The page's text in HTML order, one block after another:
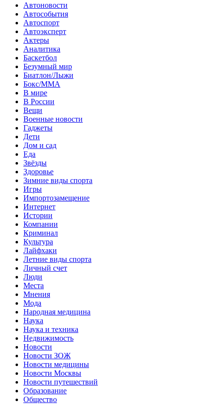
Автоновости
Автособытия
Автоспорт
Автоэксперт
Актеры
Аналитика
Баскетбол
Безумный мир
Биатлон/Лыжи
Бокс/MMA
В мире
В России
Вещи
Военные новости
Гаджеты
Дети
Дом и сад
Еда
Звёзды
Здоровье
Зимние виды спорта
Игры
Импортозамещение
Интернет
Истории
Компании
Криминал
Культура
Лайфхаки
Летние виды спорта
Личный счет
Люди
Места
Мнения
Мода
Народная медицина
Наука
Наука и техника
Недвижимость
Новости
Новости ЗОЖ
Новости медицины
Новости Москвы
Новости путешествий
Образование
Общество